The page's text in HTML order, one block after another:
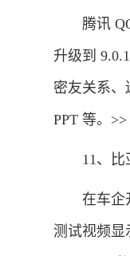
腾讯 QQ
升级到
密友关系
PPT 等。
11、比亚
在车企开
测试视频显